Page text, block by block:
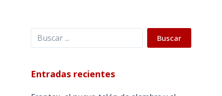
Buscar Buscar
Entradas recientes